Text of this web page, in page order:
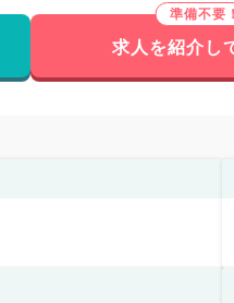
求人を紹介し